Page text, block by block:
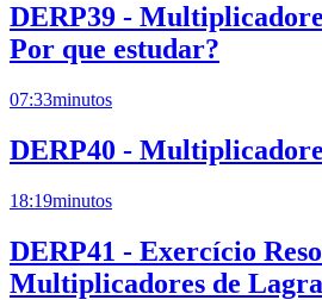
DERP39 -
Por que estudar?
07:33minutos
DERP40 -
18:19minutos
DERP41 - Exercício
Multiplicadores de